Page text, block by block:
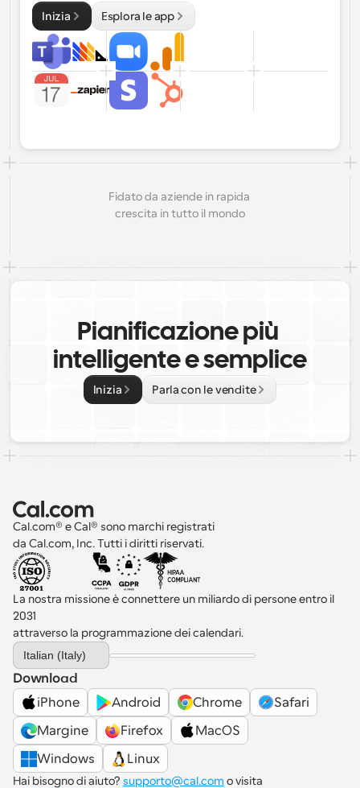
Inizia Esplora le app
Fidato da aziende in rapida
crescita in tutto il mondo
Pianificazione più
intelligente e semplice
Inizia Parla con le vendite
Cal.com® e Cal® sono marchi registrati
da Cal.com, Inc. Tutti i diritti riservati.
La nostra missione è connettere un miliardo di persone entro il
2031
attraverso la programmazione dei calendari.
Select Language
Italian (Italy)
Download
iPhone
Android Chrome
Safari
Margine
Firefox
MacOS
Windows
Linux
Hai bisogno di aiuto? supporto@cal.com